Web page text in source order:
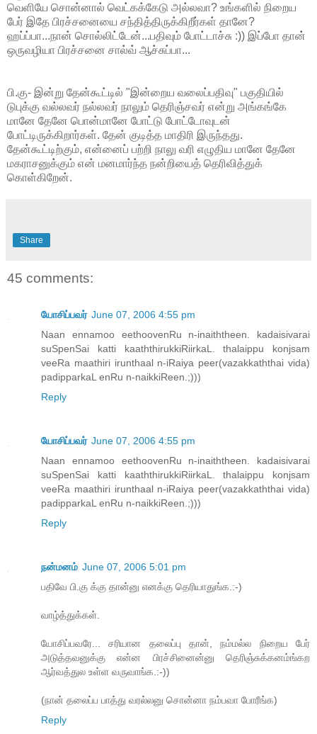
வெளியே சொன்னால் வெட்கக்கேடு அல்லவா? உங்களில் நிறைய
பேர் இதே பிரச்சனையை சந்தித்திருக்கிறீர்கள் தானே?
ஹப்ப்பா...நான் சொல்லிட்டேன்...பதிவும் போட்டாச்சு :)) இப்போ தான்
ஒருவழியா பிரச்சனை சால்வ் ஆச்சுப்பா...
பி.கு- இன்று தேன்கூட்டில் "இன்றைய வலைப்பதிவு" பகுதியில்
டுபுக்கு வல்லவர் நல்லவர் நாலும் தெரிஞ்சவர் என்று அங்கங்கே
மானே தேனே பொன்மானே போட்டு போட்டோவுடன்
போட்டிருக்கிறார்கள். தேன் குடித்த மாதிரி இருந்தது.
தேன்கூட்டிற்கும், என்னைப் பற்றி நாலு வரி எழுதிய மானே தேனே
மகராசனுக்கும் என் மனமார்ந்த நன்றியைத் தெரிவித்துக்
கொள்கிறேன்.
Share
45 comments:
யோசிப்பவர் June 07, 2006 4:55 pm
Naan ennamoo eethoovenRu n-inaiththeen. kadaisivarai
suSpenSai katti kaaththirukkiRiirkaL. thalaippu konjsam
veeRa maathiri irunthaal n-iRaiya peer(vazakkaththai vida)
padipparkaL enRu n-naikkiReen.;)))
Reply
யோசிப்பவர் June 07, 2006 4:55 pm
Naan ennamoo eethoovenRu n-inaiththeen. kadaisivarai
suSpenSai katti kaaththirukkiRiirkaL. thalaippu konjsam
veeRa maathiri irunthaal n-iRaiya peer(vazakkaththai vida)
padipparkaL enRu n-naikkiReen.;)))
Reply
நன்மனம் June 07, 2006 5:01 pm
பதிவே பி.கு க்கு தான்னு எனக்கு தெரியாதுங்க.:-)
வாழ்த்துக்கள்.
யோசிப்பவரே... சரியான தலைப்பு தான், நம்மல்ல நிறைய பேர்
அடுத்தவனுக்கு என்ன பிரச்சினைன்னு தெரிஞ்சுக்கனம்ங்கற
ஆர்வத்துல உள்ள வருவாங்க.:-))
(நான் தலைப்ப பாத்து வரல்லனு சொன்னா நம்பவா போரீங்க)
Reply